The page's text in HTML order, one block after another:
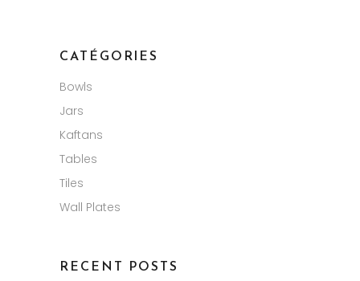
CATÉGORIES
Bowls
Jars
Kaftans
Tables
Tiles
Wall Plates
RECENT POSTS